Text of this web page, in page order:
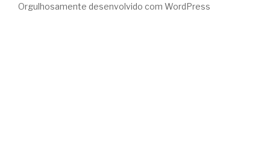
Orgulhosamente desenvolvido com WordPress